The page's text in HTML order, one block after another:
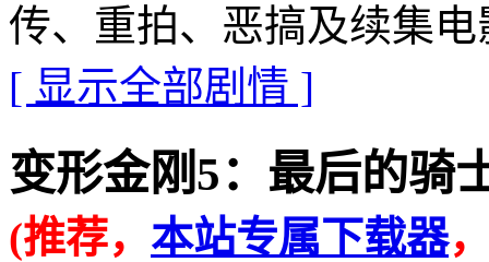
传、重拍、恶搞及续集
[ 显示全部剧情 ]
变形金刚5：最后的骑
(推荐， 本站专属下载器